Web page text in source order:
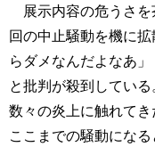
展示内容の危うさを
回の中止騒動を機に
らダメなんだよなあ
と批判が殺到してい
数々の炎上に触れて
ここまでの騒動になる